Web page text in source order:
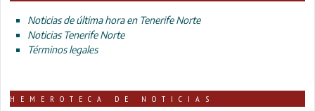
Noticias de última hora en Tenerife Norte
Noticias Tenerife Norte
Términos legales
HEMEROTECA DE NOTICIAS